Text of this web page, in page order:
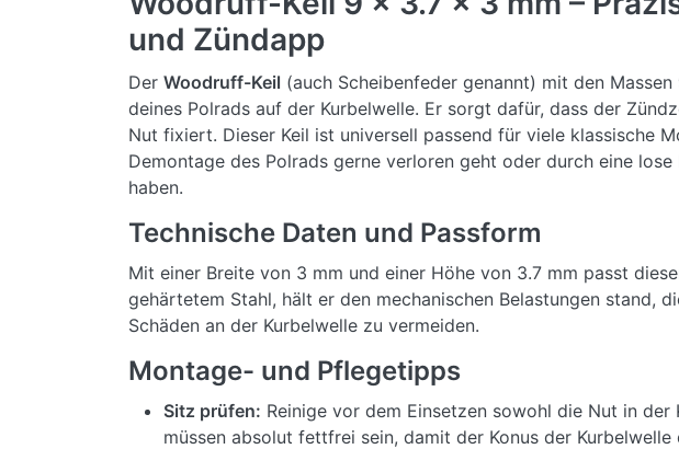
und Zündapp
Der Woodruff-Keil (auch Scheibenfeder genannt) mit den Massen
deines Polrads auf der Kurbelwelle. Er sorgt dafür, dass der
Nut fixiert. Dieser Keil ist universell passend für viele klassische
Demontage des Polrads gerne verloren geht oder durch eine
haben.
Technische Daten und Passform
Mit einer Breite von 3 mm und einer Höhe von 3.7 mm passt
gehärtetem Stahl, hält er den mechanischen Belastungen stand,
Schäden an der Kurbelwelle zu vermeiden.
Montage- und Pflegetipps
Sitz prüfen: Reinige vor dem Einsetzen sowohl die Nut in
müssen absolut fettfrei sein, damit der Konus der